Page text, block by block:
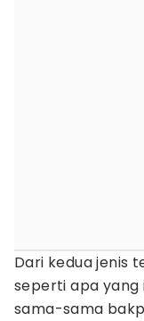
Dari kedua jenis
seperti apa yang
sama-sama